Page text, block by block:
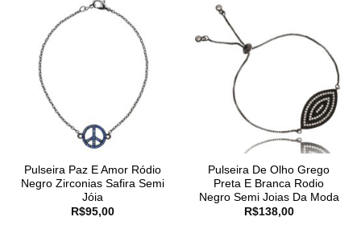
Pulseira Paz E Amor Ródio
Negro Zirconias Safira Semi
Jóia
R$95,00
Pulseira De Olho Grego
Preta E Branca Rodio
Negro Semi Joias Da Moda
R$138,00